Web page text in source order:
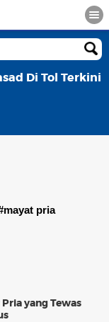
Di Tol Terkini
pria
yang Tewas